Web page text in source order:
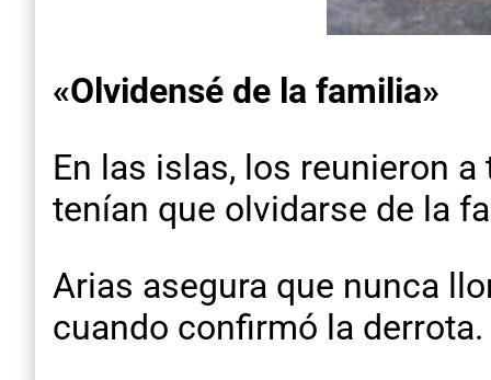
«Olvidensé de la familia»
En las islas, los reunieron
tenían que olvidarse de la
Arias asegura que nunca
cuando confirmó la derrota.